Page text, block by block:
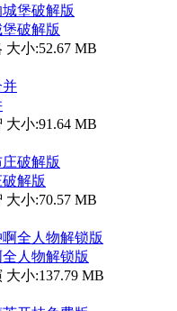
破解版
大小:52.67 MB
大小:91.64 MB
解版
大小:70.57 MB
人物解锁版
大小:137.79 MB